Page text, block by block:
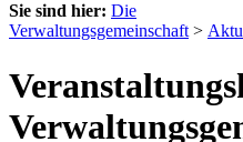
Sie sind hier: Die
Verwaltungsgemeinschaft >